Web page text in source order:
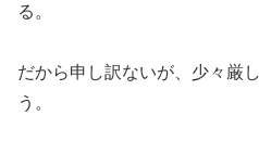
る。
だから申し訳ないが、少々厳
う。